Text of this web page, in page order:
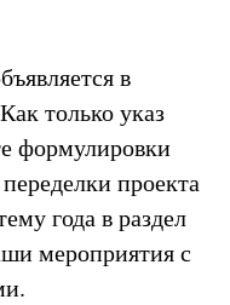
в
только указ
формулировки
проекта
года в раздел
мероприятия с